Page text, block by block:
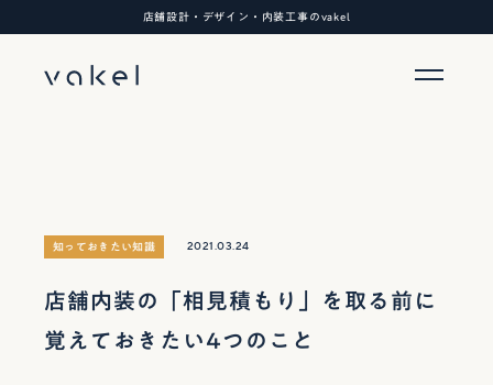
店舗設計・デザイン・内装工事のvakel
知っておきたい知識 2021.03.24
店舗内装の「相見積もり」を取る前に
覚えておきたい4つのこと